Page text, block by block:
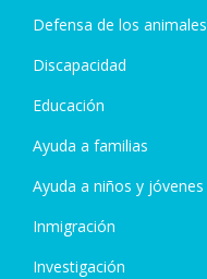
Defensa de los animales
Discapacidad
Educación
Ayuda a familias
Ayuda a niños y jóvenes
Inmigración
Investigación